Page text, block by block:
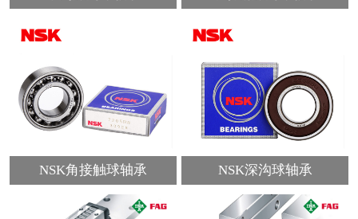
NSK角接触球轴承 NSK深沟球轴承